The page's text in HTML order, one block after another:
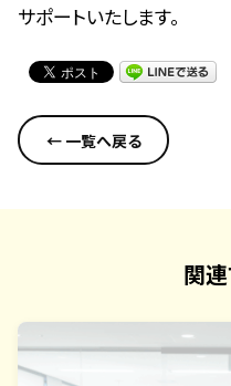
サポートいたします。
← 一覧へ戻る
関